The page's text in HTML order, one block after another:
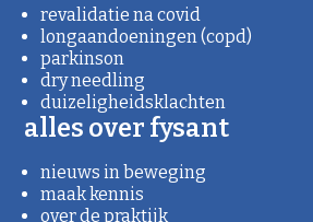
revalidatie na covid
longaandoeningen (copd)
parkinson
dry needling
duizeligheidsklachten
alles over fysant
nieuws in beweging
maak kennis
over de praktijk